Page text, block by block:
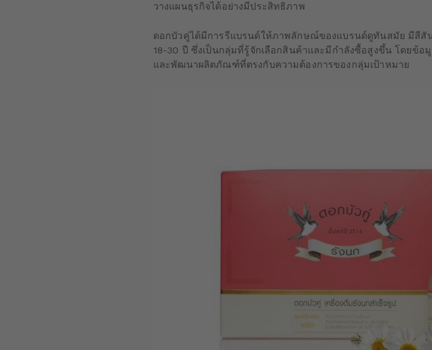
วางแผนธุรกิจได้อย่างมีประสิทธิภาพ
ดอกบัวคู่ได้มีการรีแบรนด์ให้ภาพลักษณ์ของแบรนด์ดูทันสมัย มีสีสั
18-30 ปี ซึ่งเป็นกลุ่มที่รู้จักเลือกสินค้าและมีกำลังซื้อสูงขึ้น โดยข้
และพัฒนาผลิตภัณฑ์ที่ตรงกับความต้องการของกลุ่มเป้าหมาย